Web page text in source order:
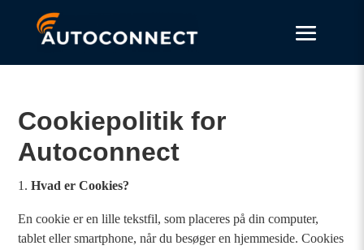
​Cookiepolitik for
Autoconnect
Hvad er Cookies?
En cookie er en lille tekstfil, som placeres på din computer,
tablet eller smartphone, når du besøger en hjemmeside. Cookies